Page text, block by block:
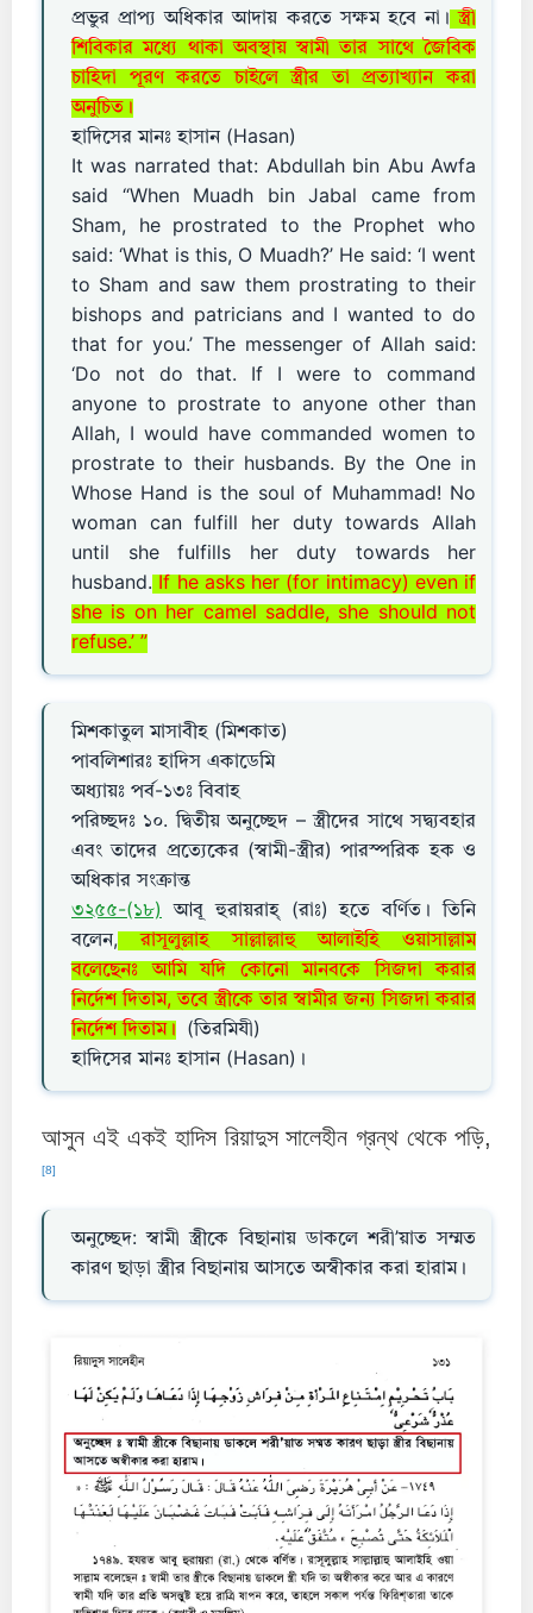
প্রভুর প্রাপ্য অধিকার আদায় করতে সক্ষম হবে না। স্ত্রী
শিবিকার মধ্যে থাকা অবস্থায় স্বামী তার সাথে জৈবিক
চাহিদা পূরণ করতে চাইলে স্ত্রীর তা প্রত্যাখ্যান করা
অনুচিত।
হাদিসের মানঃ হাসান (Hasan)
It was narrated that: Abdullah bin Abu Awfa
said “When Muadh bin Jabal came from
Sham, he prostrated to the Prophet who
said: ‘What is this, O Muadh?’ He said: ‘I went
to Sham and saw them prostrating to their
bishops and patricians and I wanted to do
that for you.’ The messenger of Allah said:
‘Do not do that. If I were to command
anyone to prostrate to anyone other than
Allah, I would have commanded women to
prostrate to their husbands. By the One in
Whose Hand is the soul of Muhammad! No
woman can fulfill her duty towards Allah
until she fulfills her duty towards her
husband. If he asks her (for intimacy) even if
she is on her camel saddle, she should not
refuse.’ ”
মিশকাতুল মাসাবীহ (মিশকাত)
পাবলিশারঃ হাদিস একাডেমি
অধ্যায়ঃ পর্ব-১৩ঃ বিবাহ
পরিচ্ছদঃ ১০. দ্বিতীয় অনুচ্ছেদ – স্ত্রীদের সাথে সদ্ব্যবহার
এবং তাদের প্রত্যেকের (স্বামী-স্ত্রীর) পারস্পরিক হক ও
অধিকার সংক্রান্ত
৩২৫৫-(১৮)
আবূ হুরায়রাহ্ (রাঃ) হতে বর্ণিত। তিনি
বলেন, রাসূলুল্লাহ সাল্লাল্লাহু আলাইহি ওয়াসাল্লাম
বলেছেনঃ আমি যদি কোনো মানবকে সিজদা করার
নির্দেশ দিতাম, তবে স্ত্রীকে তার স্বামীর জন্য সিজদা করার
নির্দেশ দিতাম।
(তিরমিযী)
হাদিসের মানঃ হাসান (Hasan)।
আসুন এই একই হাদিস রিয়াদুস সালেহীন গ্রন্থ থেকে পড়ি,
[8]
অনুচ্ছেদ: স্বামী স্ত্রীকে বিছানায় ডাকলে শরী’য়াত সম্মত
কারণ ছাড়া স্ত্রীর বিছানায় আসতে অস্বীকার করা হারাম।